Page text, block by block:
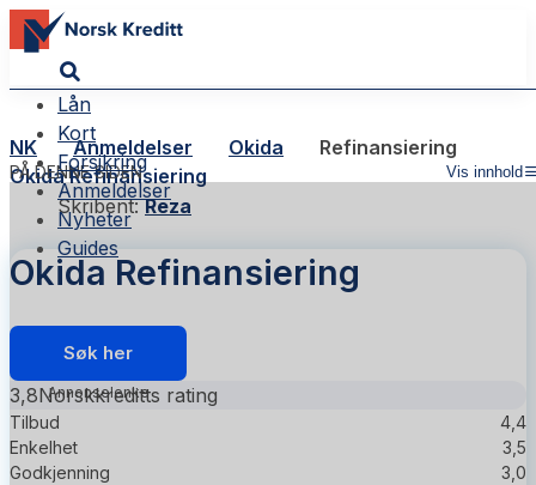
Lån
Kort
Forsikring
Anmeldelser
Nyheter
Guides
NK Anmeldelser Okida Refinansiering
PÅ DENNE SIDEN Vis innhold
Okida Refinansiering
Skribent:Reza
Okida Refinansiering
Søk her
3,8Norskkreditts rating
Tilbud
4,4
Enkelhet
3,5
Godkjenning
3,0